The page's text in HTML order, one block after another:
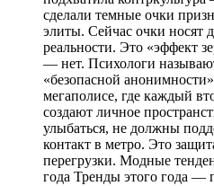
сделали темные очки
элиты. Сейчас очки носят
реальности. Это «эффект
— нет. Психологи
«безопасной
мегаполисе, где каждый
создают личное
улыбаться, не должны
контакт в метро. Это
перегрузки. Модные
года Тренды этого года —